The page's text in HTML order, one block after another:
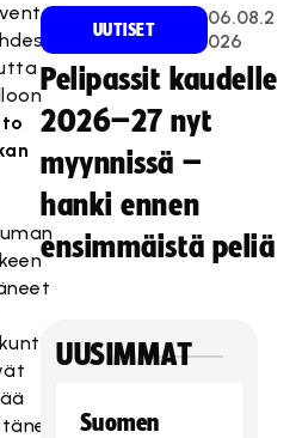
UUTISET
06.08.2
026
Pelipassit kaudelle
2026–27 nyt
myynnissä –
hanki ennen
ensimmäistä peliä
UUSIMMAT
Suomen